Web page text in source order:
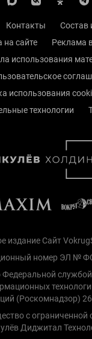
Контакты
Состав
на сайте
Реклама
использования
использования
технологии
издание Сайт
номер ЭЛ №
Федеральной
(Роскомнадзор)
с ограниченной
Диджитал